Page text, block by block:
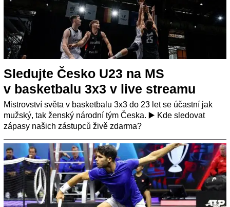
Sledujte Česko U23 na MS
v basketbalu 3x3 v live streamu
Mistrovství světa v basketbalu 3x3 do 23 let se účastní jak
mužský, tak ženský národní tým Česka. ▶️ Kde sledovat
zápasy našich zástupců živě zdarma?